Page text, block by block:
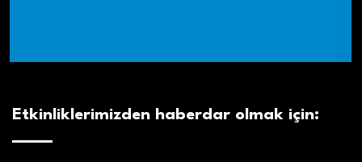
Etkinliklerimizden haberdar olmak için: